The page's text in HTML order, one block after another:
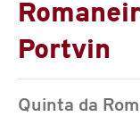
Portvin
Quinta da